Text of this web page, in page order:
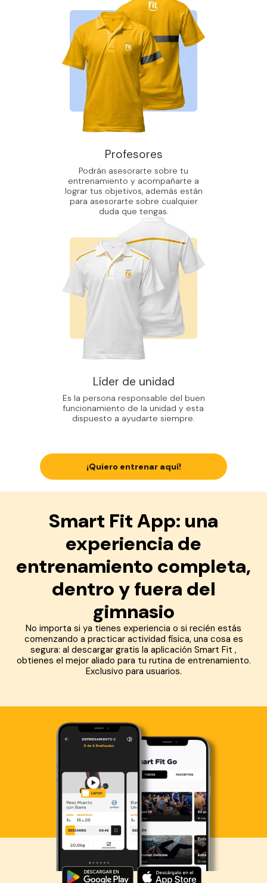
Profesores
Podrán asesorarte sobre tu
entrenamiento y acompañarte a
lograr tus objetivos, además están
para asesorarte sobre cualquier
duda que tengas.
Líder de unidad
Es la persona responsable del buen
funcionamiento de la unidad y esta
dispuesto a ayudarte siempre.
¡Quiero entrenar aquí!
Smart Fit App: una
experiencia de
entrenamiento completa,
dentro y fuera del
gimnasio
No importa si ya tienes experiencia o si recién estás
comenzando a practicar actividad física, una cosa es
segura: al descargar gratis la aplicación Smart Fit ,
obtienes el mejor aliado para tu rutina de entrenamiento.
Exclusivo para usuarios.
Descarga ahora lo Smart Fit App